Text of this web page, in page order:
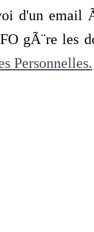
d'un
gÃ¨re les
Personnelles.